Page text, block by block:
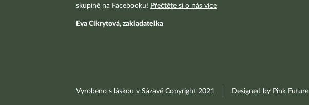
skupině na Facebooku! Přečtěte si o nás více
Eva Cikrytová, zakladatelka
Vyrobeno s láskou v Sázavě Copyright 2021 Designed by Pink Future